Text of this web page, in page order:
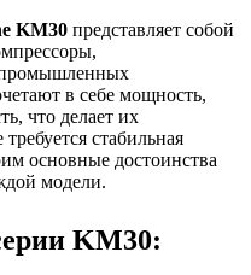
KM30 представляет собой
промышленных
в себе мощность,
что делает их
стабильная
основные достоинства
модели.
KM30: